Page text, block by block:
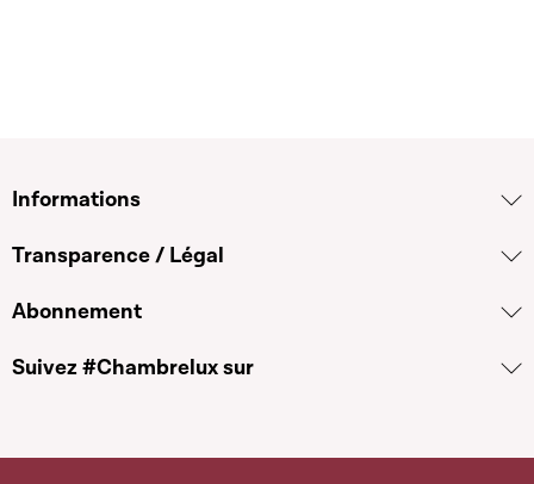
Informations
Transparence / Légal
Abonnement
Suivez #Chambrelux sur